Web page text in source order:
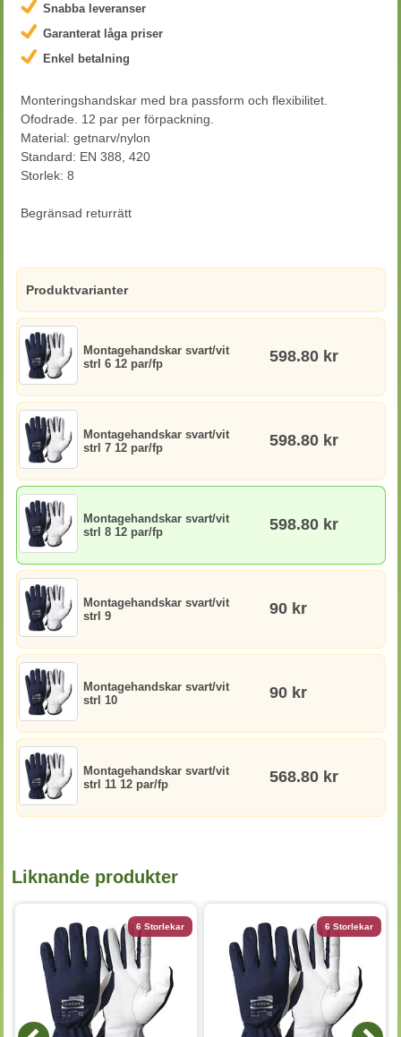
Snabba leveranser
Garanterat låga priser
Enkel betalning
Monteringshandskar med bra passform och flexibilitet.
Ofodrade. 12 par per förpackning.
Material: getnarv/nylon
Standard: EN 388, 420
Storlek: 8
Begränsad returrätt
Produktvarianter
Montagehandskar svart/vit
strl 6 12 par/fp
598.80 kr
Montagehandskar svart/vit
strl 7 12 par/fp
598.80 kr
Montagehandskar svart/vit
strl 8 12 par/fp
598.80 kr
Montagehandskar svart/vit
strl 9
90 kr
Montagehandskar svart/vit
strl 10
90 kr
Montagehandskar svart/vit
strl 11 12 par/fp
568.80 kr
Liknande produkter
6 Storlekar 6 Storlekar